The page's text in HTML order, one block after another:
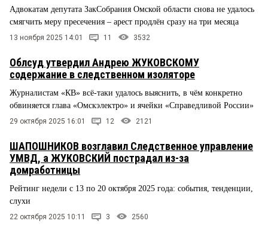
Адвокатам депутата ЗакСобрания Омской области снова не удалось
смягчить меру пресечения – арест продлён сразу на три месяца
13 ноября 2025 14:01 11 3532
Облсуд утвердил Андрею ЖУКОВСКОМУ
содержание в следственном изоляторе
Журналистам «КВ» всё-таки удалось выяснить, в чём конкретно
обвиняется глава «Омскэлектро» и ячейки «Справедливой России»
29 октября 2025 16:01 12 2121
ШАПОШНИКОВ возглавил Следственное управление
УМВД, а ЖУКОВСКИЙ пострадал из-за
домработницы
Рейтинг недели с 13 по 20 октября 2025 года: события, тенденции,
слухи
22 октября 2025 10:11 3 2560